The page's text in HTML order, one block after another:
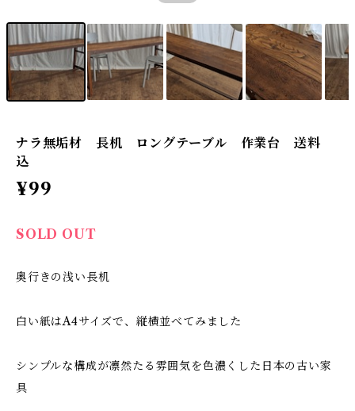
ナラ無垢材 長机 ロングテーブル 作業台 送料
込
¥99
SOLD OUT
奥行きの浅い長机
白い紙はA4サイズで、縦横並べてみました
シンプルな構成が凛然たる雰囲気を色濃くした日本の古い家
具